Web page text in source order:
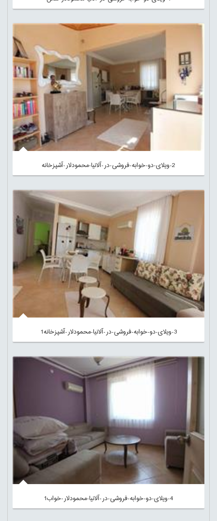
2-ویلای-دو-خوابه-فروشی-در-آلانیا-محمودلار-آشپزخانه
3-ویلای-دو-خوابه-فروشی-در-آلانیا-محمودلار-آشپزخانه1
4-ویلای-دو-خوابه-فروشی-در-آلانیا-محمودلار-خواب1